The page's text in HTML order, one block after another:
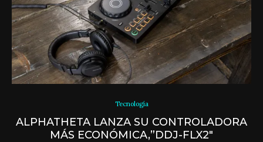
Tecnología
ALPHATHETA LANZA SU CONTROLADORA
MÁS ECONÓMICA,”DDJ-FLX2″